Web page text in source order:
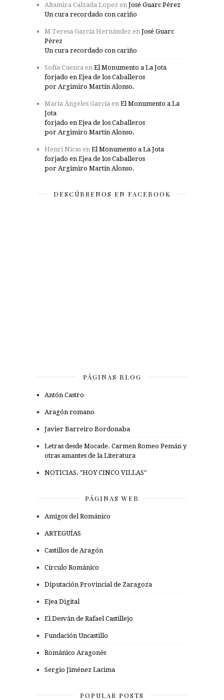
Altamira Calzada Lopez en José Guarc Pérez
Un cura recordado con cariño
M Teresa García Hernández en José Guarc
Pérez
Un cura recordado con cariño
Sofía Cuenca en El Monumento a La Jota
forjado en Ejea de los Caballeros
por Argimiro Martín Alonso.
María Ángeles García en El Monumento a La
Jota
forjado en Ejea de los Caballeros
por Argimiro Martín Alonso.
Henri Nicas en El Monumento a La Jota
forjado en Ejea de los Caballeros
por Argimiro Martín Alonso.
DESCÚBRENOS EN FACEBOOK
PÁGINAS BLOG
Antón Castro
Aragón romano
Javier Barreiro Bordonaba
Letras desde Mocade. Carmen Romeo Pemán y
otras amantes de la Literatura
NOTICIAS. "HOY CINCO VILLAS"
PÁGINAS WEB
Amigos del Románico
ARTEGUÍAS
Castillos de Aragón
Círculo Románico
Diputación Provincial de Zaragoza
Ejea Digital
El Desván de Rafael Castillejo
Fundación Uncastillo
Románico Aragonés
Sergio Jiménez Lacima
POPULAR POSTS